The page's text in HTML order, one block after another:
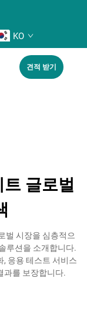
KO
견적 받기
글로벌
벌 시장을 심층적으
루션을 소개합니다.
, 응용 테스트 서비스
과를 보장합니다.